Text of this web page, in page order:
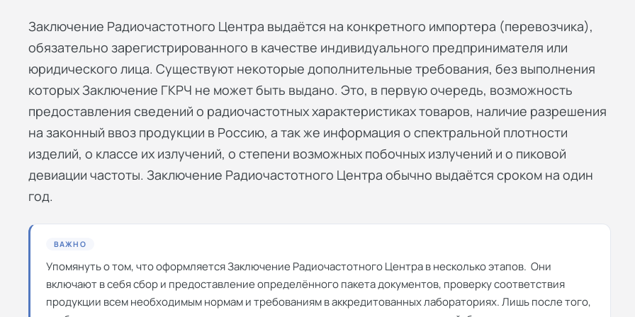
Заключение Радиочастотного Центра выдаётся на конкретного импортера (перевозчика),
обязательно зарегистрированного в качестве индивидуального предпринимателя или
юридического лица. Существуют некоторые дополнительные требования, без выполнения
которых Заключение ГКРЧ не может быть выдано. Это, в первую очередь, возможность
предоставления сведений о радиочастотных характеристиках товаров, наличие разрешения
на законный ввоз продукции в Россию, а так же информация о спектральной плотности
изделий, о классе их излучений, о степени возможных побочных излучений и о пиковой
девиации частоты. Заключение Радиочастотного Центра обычно выдаётся сроком на один
год.
ВАЖНО
Упомянуть о том, что оформляется Заключение Радиочастотного Центра в несколько этапов. Они
включают в себя сбор и предоставление определённого пакета документов, проверку соответствия
продукции всем необходимым нормам и требованиям в аккредитованных лабораториях. Лишь после того,